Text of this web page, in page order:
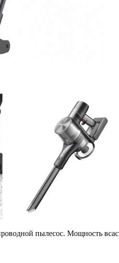
пылесос. Мощность